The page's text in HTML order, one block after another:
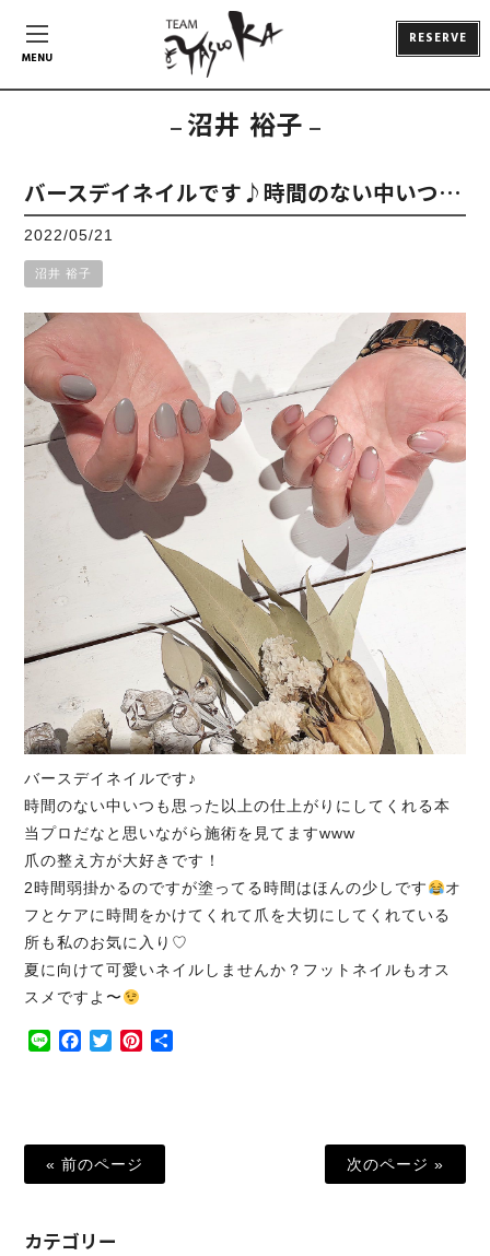
MENU
RESERVE
沼井 裕子
バースデイネイルです♪時間のない中いつ…
2022/05/21
沼井 裕子
バースデイネイルです♪
時間のない中いつも思った以上の仕上がりにしてくれる本
当プロだなと思いながら施術を見てますwww
爪の整え方が大好きです！
2時間弱掛かるのですが塗ってる時間はほんの少しです
オ
フとケアに時間をかけてくれて爪を大切にしてくれている
所も私のお気に入り♡
夏に向けて可愛いネイルしませんか？フットネイルもオス
スメですよ〜
Line Facebook
TwitterPinterest
« 前のページ 次のページ »
カテゴリー